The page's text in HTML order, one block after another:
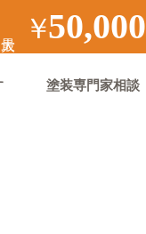
￥50,000
塗装専門家相談